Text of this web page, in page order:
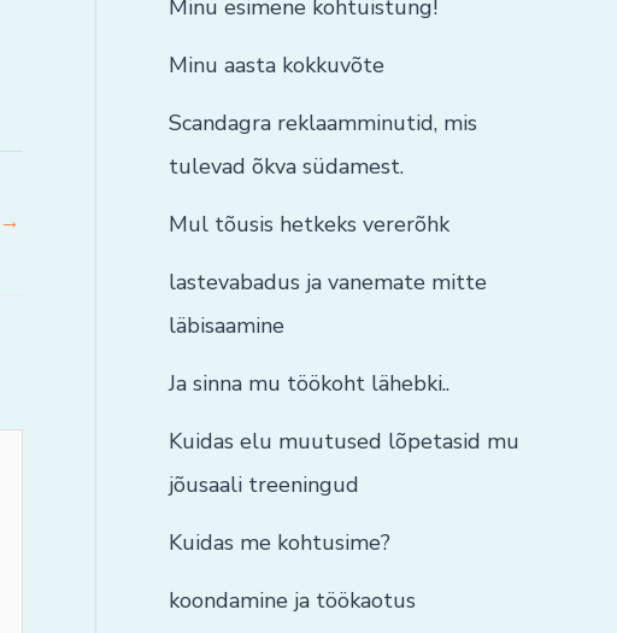
→
Minu esimene kohtuistung!
Minu aasta kokkuvõte
Scandagra reklaamminutid, mis
tulevad õkva südamest.
Mul tõusis hetkeks vererõhk
lastevabadus ja vanemate mitte
läbisaamine
Ja sinna mu töökoht lähebki..
Kuidas elu muutused lõpetasid mu
jõusaali treeningud
Kuidas me kohtusime?
koondamine ja töökaotus